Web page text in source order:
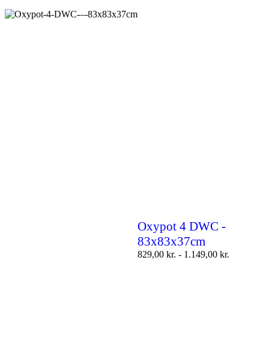
Oxypot 4 DWC -
83x83x37cm
829,00 kr. - 1.149,00 kr.